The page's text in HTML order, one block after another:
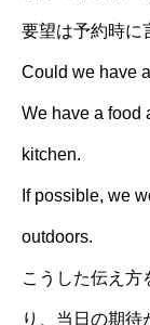
要望は予約時に
Could we have
We have a
kitchen.
If possible, we
outdoors.
こうした伝え方
り、当日の期待